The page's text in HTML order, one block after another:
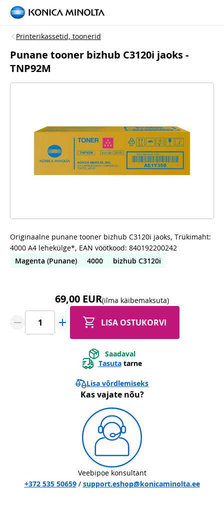
Printerikassetid, toonerid
Punane tooner bizhub C3120i jaoks -
TNP92M
Originaalne punane tooner bizhub C3120i jaoks, Trükimaht:
4000 A4 lehekülge*, EAN vöötkood: 840192200242
Magenta (Punane)
4000 bizhub C3120i
69,00 EUR(ilma käibemaksuta)
LISA OSTUKORVI
Saadaval
Tasuta tarne
Lisa võrdlemiseks
Kas vajate nõu?
Veebipoe konsultant
+372 535 50659/ support.eshop@konicaminolta.ee